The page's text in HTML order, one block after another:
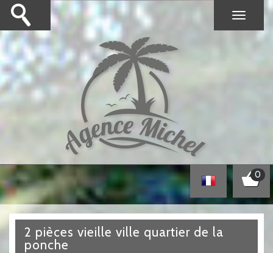
0
2 pièces vieille ville quartier de la
ponche